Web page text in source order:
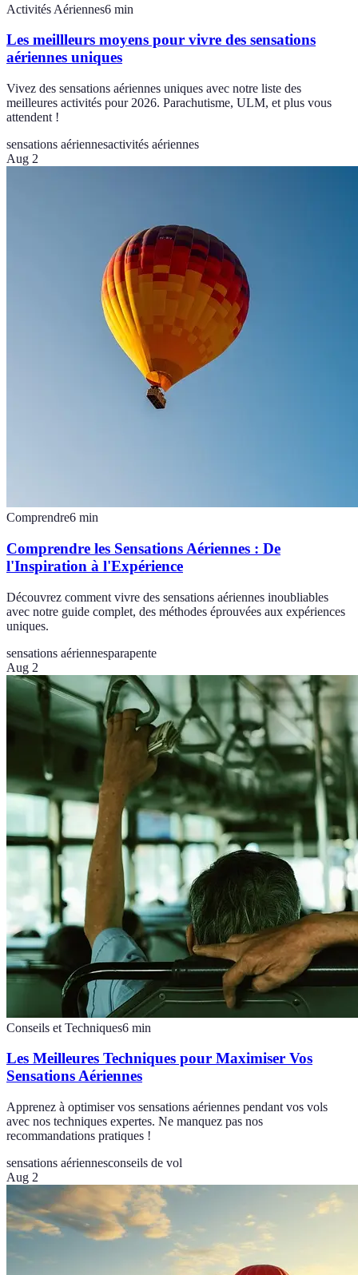
Activités Aériennes6 min
Les meillleurs moyens pour vivre des sensations
aériennes uniques
Vivez des sensations aériennes uniques avec notre liste des
meilleures activités pour 2026. Parachutisme, ULM, et plus vous
attendent !
sensations aériennesactivités aériennes
Aug 2
Comprendre6 min
Comprendre les Sensations Aériennes : De
l'Inspiration à l'Expérience
Découvrez comment vivre des sensations aériennes inoubliables
avec notre guide complet, des méthodes éprouvées aux expériences
uniques.
sensations aériennesparapente
Aug 2
Conseils et Techniques6 min
Les Meilleures Techniques pour Maximiser Vos
Sensations Aériennes
Apprenez à optimiser vos sensations aériennes pendant vos vols
avec nos techniques expertes. Ne manquez pas nos
recommandations pratiques !
sensations aériennesconseils de vol
Aug 2